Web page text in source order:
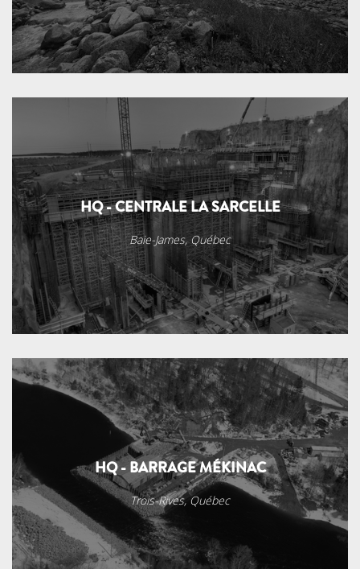
HQ - CENTRALE LA SARCELLE
Baie-James, Québec
HQ - BARRAGE MÉKINAC
Trois-Rives, Québec